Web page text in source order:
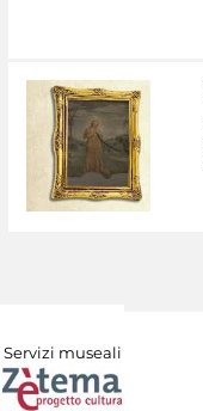
Servizi museali